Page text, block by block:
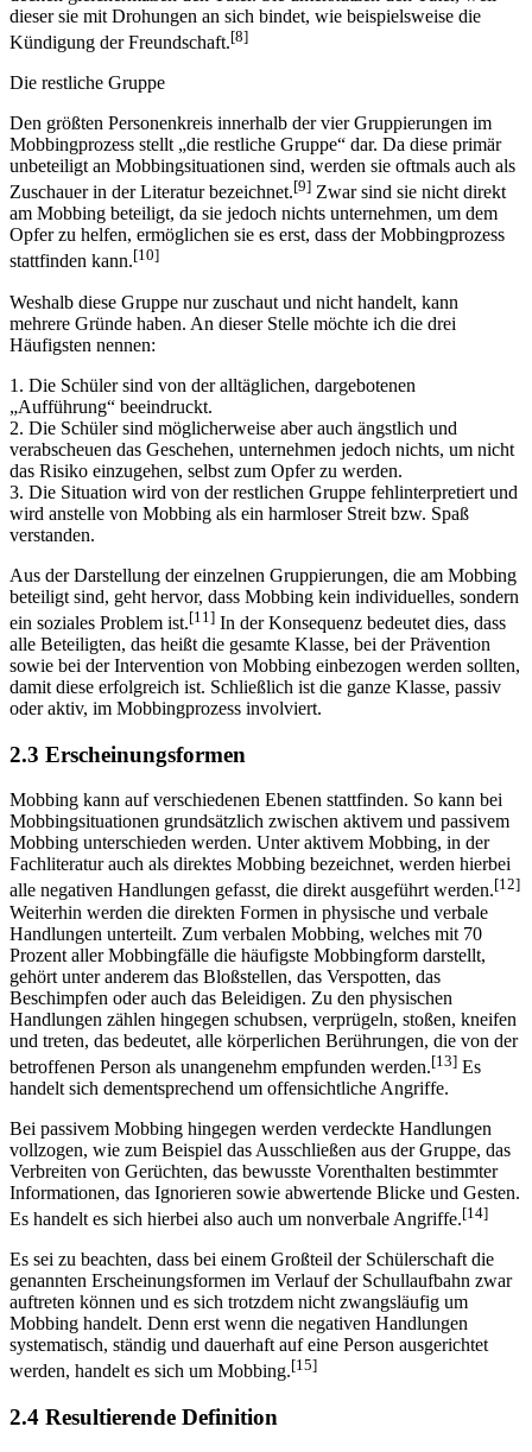
dieser sie mit Drohungen an sich bindet, wie beispielsweise die
Kündigung der Freundschaft.[8]
Die restliche Gruppe
Den größten Personenkreis innerhalb der vier Gruppierungen im
Mobbingprozess stellt „die restliche Gruppe“ dar. Da diese primär
unbeteiligt an Mobbingsituationen sind, werden sie oftmals auch als
Zuschauer in der Literatur bezeichnet.[9] Zwar sind sie nicht direkt
am Mobbing beteiligt, da sie jedoch nichts unternehmen, um dem
Opfer zu helfen, ermöglichen sie es erst, dass der Mobbingprozess
stattfinden kann.[10]
Weshalb diese Gruppe nur zuschaut und nicht handelt, kann
mehrere Gründe haben. An dieser Stelle möchte ich die drei
Häufigsten nennen:
1. Die Schüler sind von der alltäglichen, dargebotenen
„Aufführung“ beeindruckt.
2. Die Schüler sind möglicherweise aber auch ängstlich und
verabscheuen das Geschehen, unternehmen jedoch nichts, um nicht
das Risiko einzugehen, selbst zum Opfer zu werden.
3. Die Situation wird von der restlichen Gruppe fehlinterpretiert und
wird anstelle von Mobbing als ein harmloser Streit bzw. Spaß
verstanden.
Aus der Darstellung der einzelnen Gruppierungen, die am Mobbing
beteiligt sind, geht hervor, dass Mobbing kein individuelles, sondern
ein soziales Problem ist.[11] In der Konsequenz bedeutet dies, dass
alle Beteiligten, das heißt die gesamte Klasse, bei der Prävention
sowie bei der Intervention von Mobbing einbezogen werden sollten,
damit diese erfolgreich ist. Schließlich ist die ganze Klasse, passiv
oder aktiv, im Mobbingprozess involviert.
2.3 Erscheinungsformen
Mobbing kann auf verschiedenen Ebenen stattfinden. So kann bei
Mobbingsituationen grundsätzlich zwischen aktivem und passivem
Mobbing unterschieden werden. Unter aktivem Mobbing, in der
Fachliteratur auch als direktes Mobbing bezeichnet, werden hierbei
alle negativen Handlungen gefasst, die direkt ausgeführt werden.[12]
Weiterhin werden die direkten Formen in physische und verbale
Handlungen unterteilt. Zum verbalen Mobbing, welches mit 70
Prozent aller Mobbingfälle die häufigste Mobbingform darstellt,
gehört unter anderem das Bloßstellen, das Verspotten, das
Beschimpfen oder auch das Beleidigen. Zu den physischen
Handlungen zählen hingegen schubsen, verprügeln, stoßen, kneifen
und treten, das bedeutet, alle körperlichen Berührungen, die von der
betroffenen Person als unangenehm empfunden werden.[13] Es
handelt sich dementsprechend um offensichtliche Angriffe.
Bei passivem Mobbing hingegen werden verdeckte Handlungen
vollzogen, wie zum Beispiel das Ausschließen aus der Gruppe, das
Verbreiten von Gerüchten, das bewusste Vorenthalten bestimmter
Informationen, das Ignorieren sowie abwertende Blicke und Gesten.
Es handelt es sich hierbei also auch um nonverbale Angriffe.[14]
Es sei zu beachten, dass bei einem Großteil der Schülerschaft die
genannten Erscheinungsformen im Verlauf der Schullaufbahn zwar
auftreten können und es sich trotzdem nicht zwangsläufig um
Mobbing handelt. Denn erst wenn die negativen Handlungen
systematisch, ständig und dauerhaft auf eine Person ausgerichtet
werden, handelt es sich um Mobbing.[15]
2.4 Resultierende Definition